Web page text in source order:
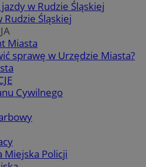
jazdy w Rudzie Śląskiej
Rudzie Śląskiej
Miasta
sprawę w Urzędzie Miasta?
Cywilnego
Miejska Policji